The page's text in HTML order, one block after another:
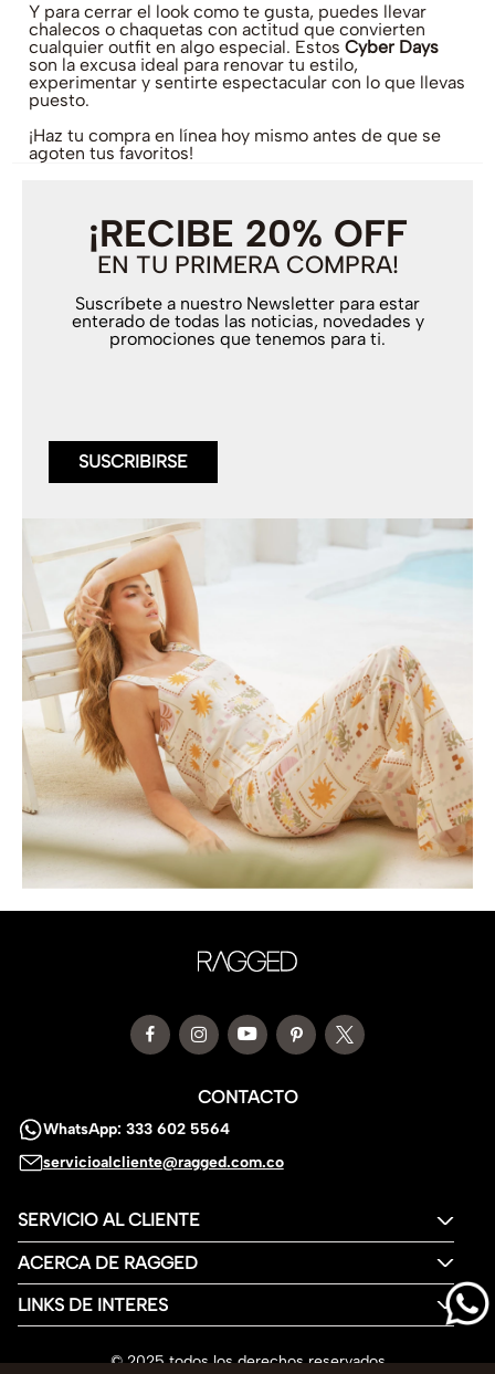
Y para cerrar el look como te gusta, puedes llevar
chalecos o chaquetas con actitud que convierten
cualquier outfit en algo especial. EstosCyber Days
son la excusa ideal para renovar tu estilo,
experimentar y sentirte espectacular con lo que llevas
puesto.
¡Haz tu compra en línea hoy mismo antes de que se
agoten tus favoritos!
¡RECIBE 20% OFF
EN TU PRIMERA COMPRA!
Suscríbete a nuestro Newsletter para estar
enterado de todas las noticias, novedades y
promociones que tenemos para ti.
SUSCRIBIRSE
CONTACTO
WhatsApp: 333 602 5564
servicioalcliente@ragged.com.co
SERVICIO AL CLIENTE
ACERCA DE RAGGED
LINKS DE INTERES
© 2025 todos los derechos reservados